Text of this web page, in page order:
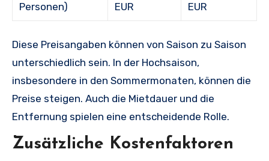
Personen)
EUR
EUR
Diese Preisangaben können von Saison zu Saison
unterschiedlich sein. In der Hochsaison,
insbesondere in den Sommermonaten, können die
Preise steigen. Auch die Mietdauer und die
Entfernung spielen eine entscheidende Rolle.
Zusätzliche Kostenfaktoren